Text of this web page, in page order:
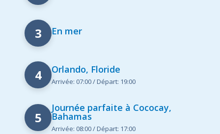
3 En mer
4 Orlando, Floride
Arrivée: 07:00 / Départ: 19:00
5
Journée parfaite à Cococay,
Bahamas
Arrivée: 08:00 / Départ: 17:00